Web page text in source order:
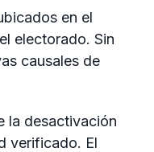
en el
electorado. Sin
causales de
la desactivación
verificado. El